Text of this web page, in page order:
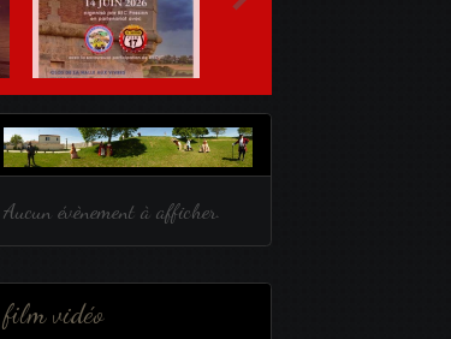
Aucun évènement à afficher.
film vidéo